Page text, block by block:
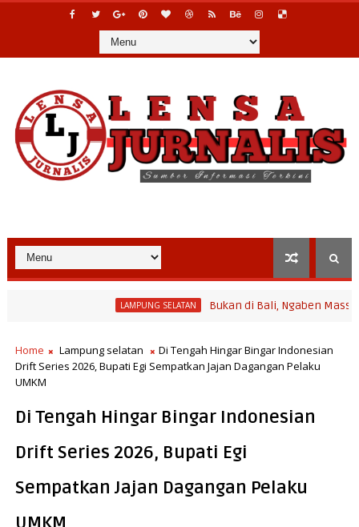
LAMPUNG SELATAN Bukan di Bali, Ngaben Massal
Home Lampung selatan
Di Tengah Hingar Bingar Indonesian
Drift Series 2026, Bupati Egi Sempatkan Jajan Dagangan Pelaku
UMKM
Di Tengah Hingar Bingar Indonesian
Drift Series 2026, Bupati Egi
Sempatkan Jajan Dagangan Pelaku